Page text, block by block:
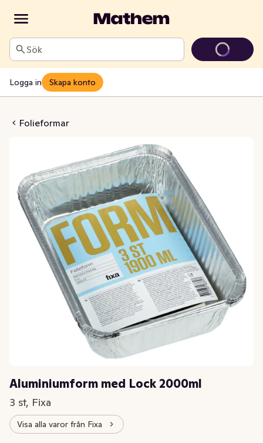
Sök
Logga in Skapa konto
Folieformar
med Lock 2000ml
Aluminiumform med Lock 2000ml
3 st, Fixa
Visa alla varor från Fixa